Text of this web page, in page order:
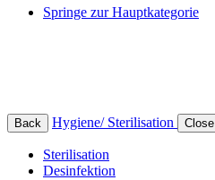
Springe zur Hauptkategorie
Back Hygiene/ Sterilisation Close
Sterilisation
Desinfektion